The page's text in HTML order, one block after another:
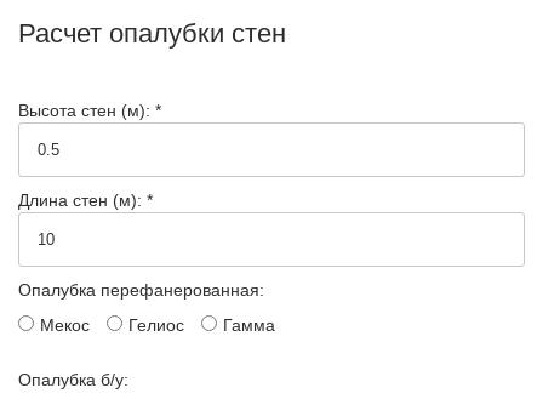
Расчет опалубки стен
Высота стен (м): *
Длина стен (м): *
Опалубка перефанерованная:
Мекос
Гелиос Гамма
Опалубка б/у: